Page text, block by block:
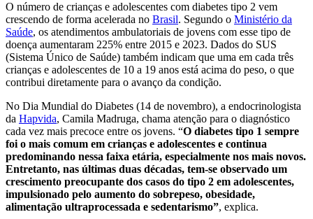
O número de crianças e adolescentes com diabetes tipo 2 vem
crescendo de forma acelerada no Brasil. Segundo o Ministério da
Saúde, os atendimentos ambulatoriais de jovens com esse tipo de
doença aumentaram 225% entre 2015 e 2023. Dados do SUS
(Sistema Único de Saúde) também indicam que uma em cada três
crianças e adolescentes de 10 a 19 anos está acima do peso, o que
contribui diretamente para o avanço da condição.
No Dia Mundial do Diabetes (14 de novembro), a endocrinologista
da Hapvida, Camila Madruga, chama atenção para o diagnóstico
cada vez mais precoce entre os jovens. “O diabetes tipo 1 sempre
foi o mais comum em crianças e adolescentes e continua
predominando nessa faixa etária, especialmente nos mais novos.
Entretanto, nas últimas duas décadas, tem-se observado um
crescimento preocupante dos casos do tipo 2 em adolescentes,
impulsionado pelo aumento do sobrepeso, obesidade,
alimentação ultraprocessada e sedentarismo”, explica.